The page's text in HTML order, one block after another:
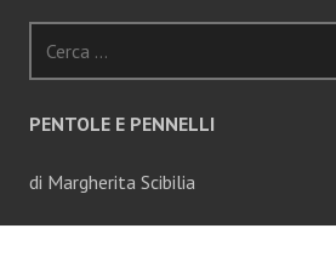
per:
PENTOLE E PENNELLI
di Margherita Scibilia